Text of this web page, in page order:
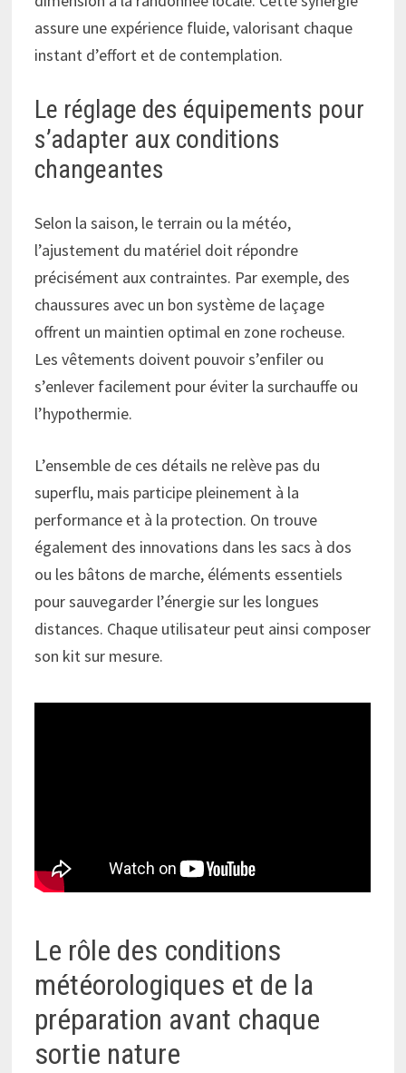
assure une expérience fluide, valorisant chaque
instant d’effort et de contemplation.
Le réglage des équipements pour
s’adapter aux conditions
changeantes
Selon la saison, le terrain ou la météo,
l’ajustement du matériel doit répondre
précisément aux contraintes. Par exemple, des
chaussures avec un bon système de laçage
offrent un maintien optimal en zone rocheuse.
Les vêtements doivent pouvoir s’enfiler ou
s’enlever facilement pour éviter la surchauffe ou
l’hypothermie.
L’ensemble de ces détails ne relève pas du
superflu, mais participe pleinement à la
performance et à la protection. On trouve
également des innovations dans les sacs à dos
ou les bâtons de marche, éléments essentiels
pour sauvegarder l’énergie sur les longues
distances. Chaque utilisateur peut ainsi composer
son kit sur mesure.
Le rôle des conditions
météorologiques et de la
préparation avant chaque
sortie nature